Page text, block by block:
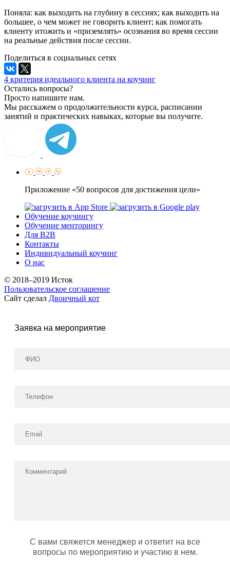
Поняла: как выходить на глубину в сессиях; как выходить на
большее, о чем может не говорить клиент; как помогать
клиенту итожить и «приземлять» осознания во время сессии
на реальные действия после сессии.
Поделиться в социальных сетях
4 критерия идеального клиента на коучинг
Остались вопросы?
Просто напишите нам.
Мы расскажем о продолжительности курса, расписании
занятий и практических навыках, которые вы получите.
Приложение «50 вопросов для достижения цели»
Обучение коучингу
Обучение менторингу
Для B2B
Контакты
Индивидуальный коучинг
О нас
© 2018–2019 Исток
Пользовательское соглашение
Сайт сделал Двоичный кот
Заявка на мероприятие
С вами свяжется менеджер и ответит на все
вопросы по мероприятию и участию в нем.